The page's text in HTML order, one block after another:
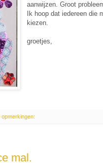
aanwijzen. Groot
Ik hoop dat iedereen die
kiezen.
groetjes,
opmerkingen:
mal.